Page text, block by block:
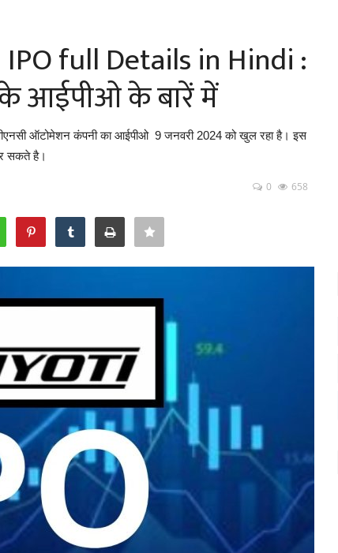
full Details in Hindi :
आईपीओ के बारें में
ऑटोमेशन कंपनी का आईपीओ 9 जनवरी 2024 को खुल रहा है। इस
सकते है।
0 658